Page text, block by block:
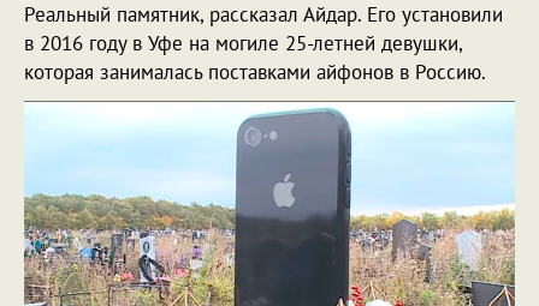
Реальный памятник, рассказал Айдар. Его установили
в 2016 году в Уфе на могиле 25-летней девушки,
которая занималась поставками айфонов в Россию.